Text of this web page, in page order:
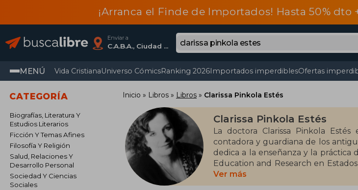
¡Arranca el Finde de Importados! Hasta 50% dto
Enviar a
C.A.B.A., Ciudad Autónoma De Buenos Aires
MENÚ Vida CristianaUniverso CómicsRanking 2026Importados imperdiblesOfertas
CATEGORÍA
Biografías, Literatura Y
Estudios Literarios
Ficción Y Temas Afines
Filosofía Y Religión
Salud, Relaciones Y
Desarrollo Personal
Sociedad Y Ciencias
Sociales
Inicio Libros Libros Clarissa Pinkola Estés
Clarissa Pinkola Estés
La doctora Clarissa Pinkola
contadora y guardiana de los
dedica a la enseñanza y la práctica
Education and Research en
cautivó a millones de lectores en
que lleva al conocimiento del alma a
Ver más